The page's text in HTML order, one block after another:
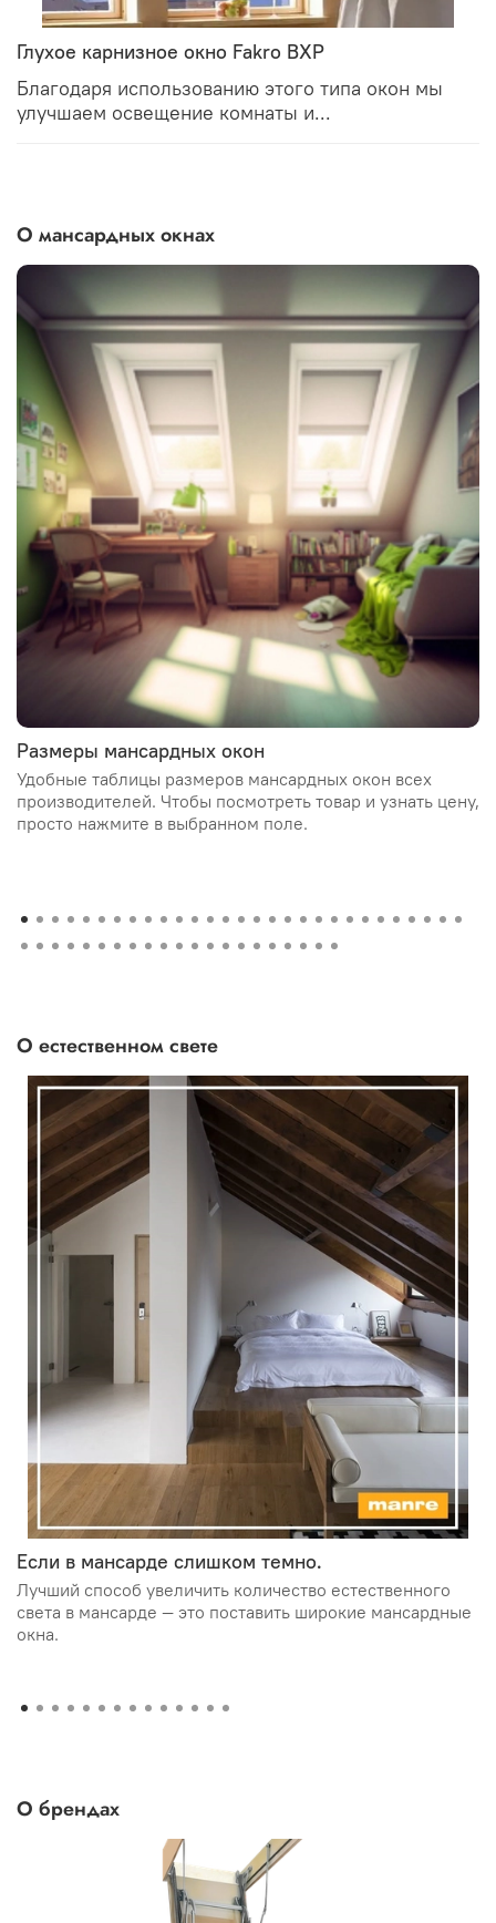
Глухое карнизное окно Fakro BXP
Благодаря использованию этого типа окон мы
улучшаем освещение комнаты и...
О мансардных окнах
Размеры мансардных окон
Удобные таблицы размеров мансардных окон всех
производителей. Чтобы посмотреть товар и узнать цену,
просто нажмите в выбранном поле.
О естественном свете
Если в мансарде слишком темно.
Лучший способ увеличить количество естественного
света в мансарде — это поставить широкие мансардные
окна.
О брендах